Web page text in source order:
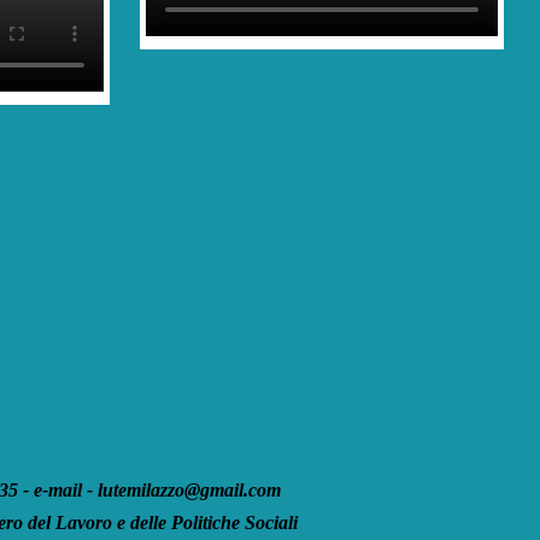
- e-mail - lutemilazzo@gmail.com
del Lavoro e delle Politiche Sociali